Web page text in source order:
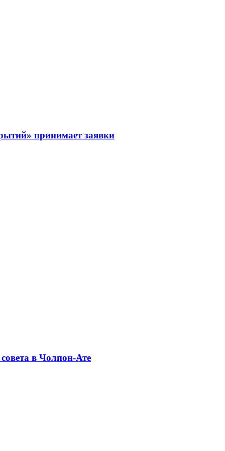
принимает заявки
в Чолпон-Ате